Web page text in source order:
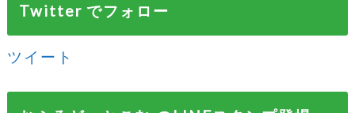
Twitter でフォロー
ツイート